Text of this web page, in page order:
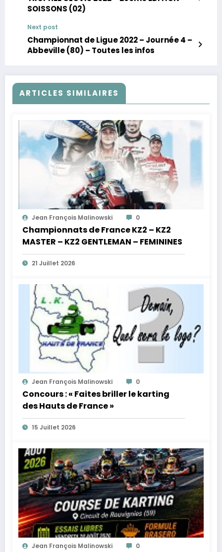
SOISSONS (02)
Next post
Championnat de Ligue 2022 – Journée 4 –
Abbeville (80) – Toutes les infos
ARTICLES SIMILAIRES
Jean François Malinowski 0
Championnats de France KZ2 – KZ2
MASTER – KZ2 GENTLEMAN – FEMININES
21 Juillet 2026
Jean François Malinowski 0
Concours : « Faites briller le karting
des Hauts de France »
15 Juillet 2026
Jean François Malinowski 0